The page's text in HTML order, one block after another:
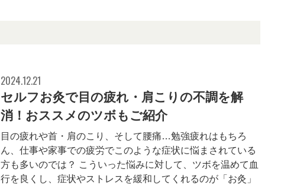
2024.12.21
セルフお灸で目の疲れ・肩こりの不調を解
消！おススメのツボもご紹介
目の疲れや首・肩のこり、そして腰痛…勉強疲れはもちろ
ん、仕事や家事での疲労でこのような症状に悩まされている
方も多いのでは？ こういった悩みに対して、ツボを温めて血
行を良くし、症状やストレスを緩和してくれるのが「お灸」